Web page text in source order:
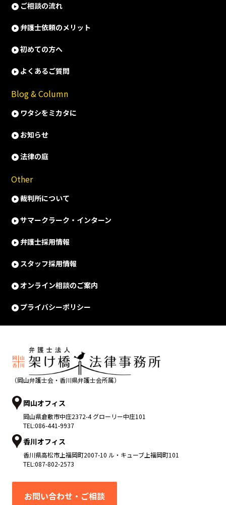
ご相談の流れ
弁護士依頼のメリット
初めての方へ
よくあるご質問
Blog & Column
ワタシをミカタに
お知らせ
法律の庭
Other
裁判所について
サマークラーク・インターン
弁護士採用情報
スタッフ採用情報
オンライン相談のご案内
プライバシーポリシー
（岡山弁護士会・香川県弁護士会所属）
岡山オフィス
岡山県倉敷市中庄2372-4 グローリー中庄101
TEL:086-441-9937
香川オフィス
香川県高松市 上福岡町2007-10 ル・キューブ上福岡町101
TEL:087-802-2573
お問い合わせ・ご相談